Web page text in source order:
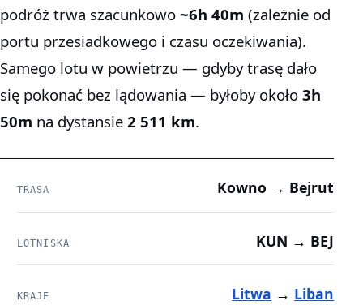
podróż trwa szacunkowo ~6h 40m (zależnie od
portu przesiadkowego i czasu oczekiwania).
Samego lotu w powietrzu — gdyby trasę dało
się pokonać bez lądowania — byłoby około 3h
50m na dystansie 2 511 km.
TRASA Kowno → Bejrut
LOTNISKA KUN → BEJ
KRAJE Litwa → Liban